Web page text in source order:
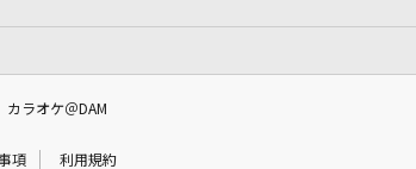
カラオケ＠DAM
項
利用規約